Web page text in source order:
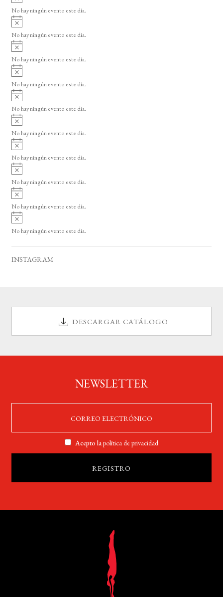
o
v
i
o
No hay ningún evento este día.
A
v
i
o
No hay ningún evento este día.
A
v
i
o
No hay ningún evento este día.
A
v
i
o
No hay ningún evento este día.
A
v
i
o
No hay ningún evento este día.
A
v
i
o
No hay ningún evento este día.
A
v
i
o
No hay ningún evento este día.
A
v
i
o
No hay ningún evento este día.
A
v
i
o
No hay ningún evento este día.
A
v
i
No hay ningún evento este día.
INSTAGRAM
DESCARGAR CATÁLOGO
NEWSLETTER
Acepto lapolítica de privacidad